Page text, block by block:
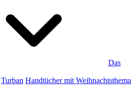
Das
Turban Handtücher mit Weihnachtsthema